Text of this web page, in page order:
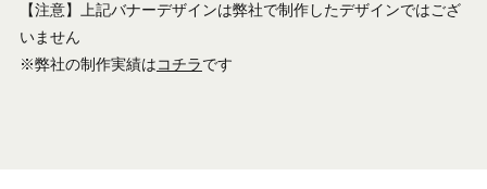
【注意】上記バナーデザインは弊社で制作したデザインではござ
いません
※弊社の制作実績はコチラです